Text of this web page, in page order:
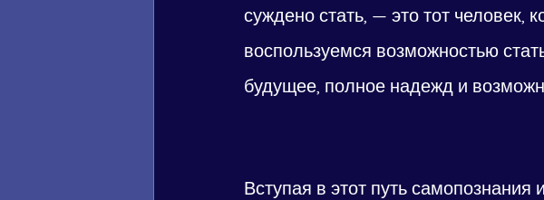
суждено стать, — это тот человек,
воспользуемся возможностью
будущее, полное надежд и
Вступая в этот путь